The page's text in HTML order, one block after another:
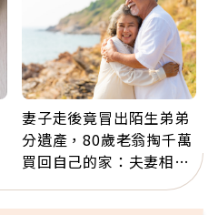
妻子走後竟冒出陌生弟弟
分遺產，80歲老翁掏千萬
買回自己的家：夫妻相守
60年，卻輸給一個名字